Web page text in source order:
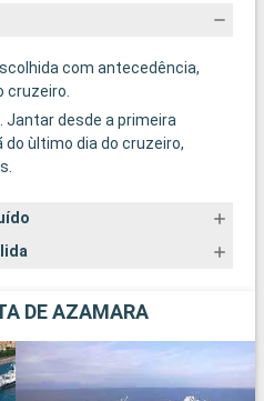
com antecedência,
cruzeiro.
Jantar desde a primeira
ùltimo dia do cruzeiro,
DE AZAMARA